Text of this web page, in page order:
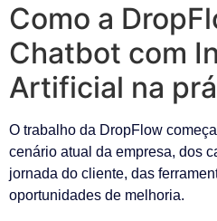
Como a
Chatbot com
Artificial na
O trabalho da DropFlow
cenário atual da empresa, dos
jornada do cliente, das
oportunidades de melhoria.